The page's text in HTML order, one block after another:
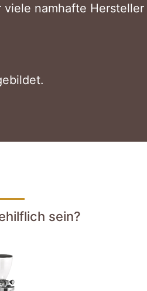
namhafte Hersteller
sein?